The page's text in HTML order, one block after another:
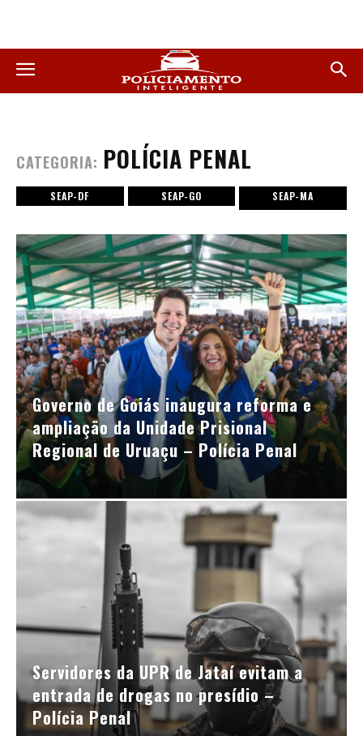
CATEGORIA: POLÍCIA PENAL
SEAP-DF SEAP-GO SEAP-MA
Governo de Goiás inaugura reforma e
ampliação da Unidade Prisional
Regional de Uruaçu – Polícia Penal
Servidores da UPR de Jataí evitam a
entrada de drogas no presídio –
Polícia Penal